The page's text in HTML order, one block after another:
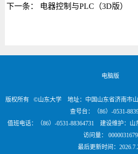
下一条： 电器控制与PLC（3D版）
电脑版
版权所有 ©山东大学 地址：中国山东省济南市
查号台：（86）-0531-
值班电话：（86）-0531-88364731 建设维护
访问量： 0000031679
最后更新时间： 2026.7.